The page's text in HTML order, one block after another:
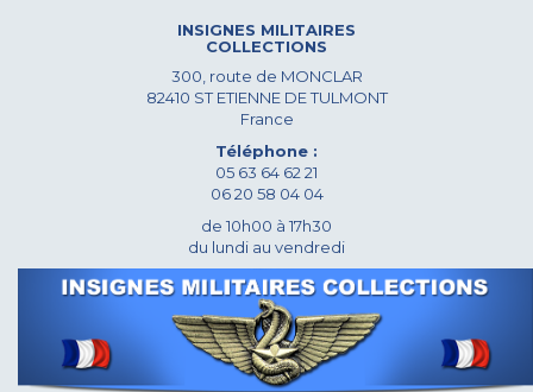
INSIGNES MILITAIRES
COLLECTIONS
300, route de MONCLAR
82410 ST ETIENNE DE TULMONT
France
Téléphone :
05 63 64 62 21
06 20 58 04 04
de 10h00 à 17h30
du lundi au vendredi